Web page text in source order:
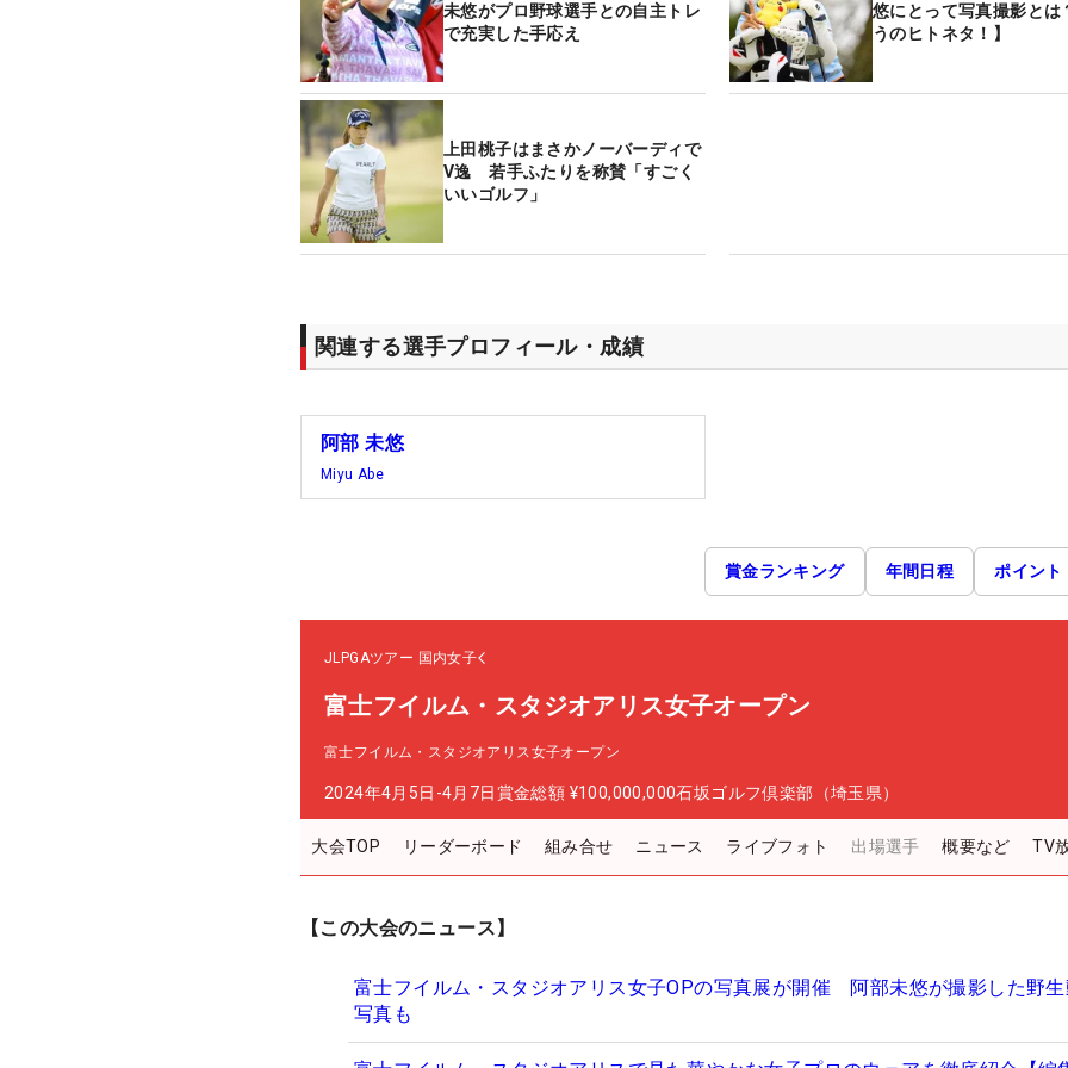
未悠がプロ野球選手との自主トレ
で充実した手応え
悠にとって写真撮影とは
うのヒトネタ！】
上田桃子はまさかノーバーディで
V逸 若手ふたりを称賛「すごく
いいゴルフ」
関連する選手プロフィール・成績
阿部 未悠
Miyu Abe
賞金ランキング 年間日程 ポイント
JLPGAツアー 国内女子
富士フイルム・スタジオアリス女子オープン
富士フイルム・スタジオアリス女子オープン
2024年4月5日-4月7日賞金総額 ¥100,000,000石坂ゴルフ倶楽部（埼玉県）
大会TOP リーダーボード 組み合せ ニュース ライブフォト 出場選手 概要など TV
【この大会のニュース】
富士フイルム・スタジオアリス女子OPの写真展が開催 阿部未悠が撮影した野
写真も